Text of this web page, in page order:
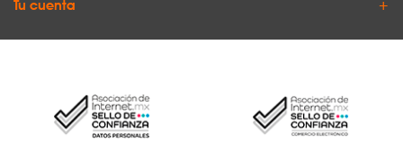
Tu cuenta